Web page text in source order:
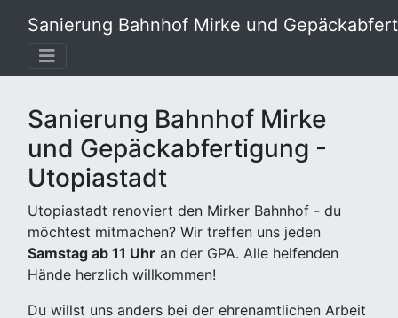
Sanierung Bahnhof Mirke und
Sanierung Bahnhof Mirke
und Gepäckabfertigung -
Utopiastadt
Utopiastadt renoviert den Mirker Bahnhof - du
möchtest mitmachen? Wir treffen uns jeden
Samstag ab 11 Uhr an der GPA. Alle helfenden
Hände herzlich willkommen!
Du willst uns anders bei der ehrenamtlichen Arbeit